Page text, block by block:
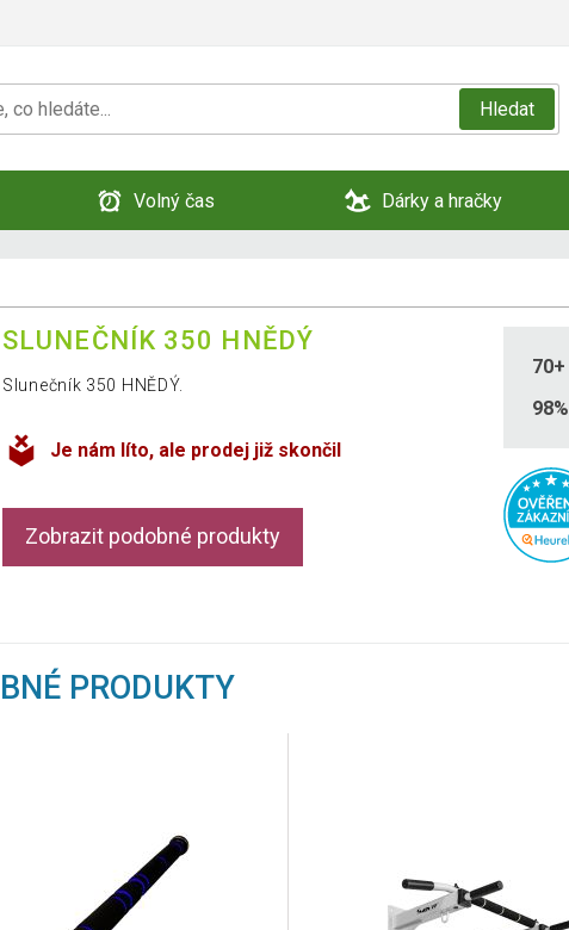
Hledat
Volný čas Dárky a hračky
SLUNEČNÍK 350 HNĚDÝ
Slunečník 350 HNĚDÝ.
Je nám líto, ale prodej již skončil
Zobrazit podobné produkty
70+
98%
PRODUKTY